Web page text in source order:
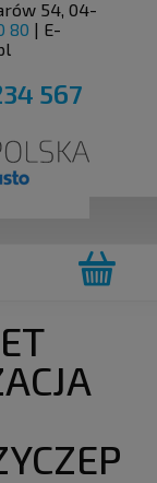
54, 04-
80 | E-
567